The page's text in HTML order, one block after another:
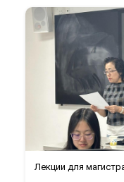
Лекции для